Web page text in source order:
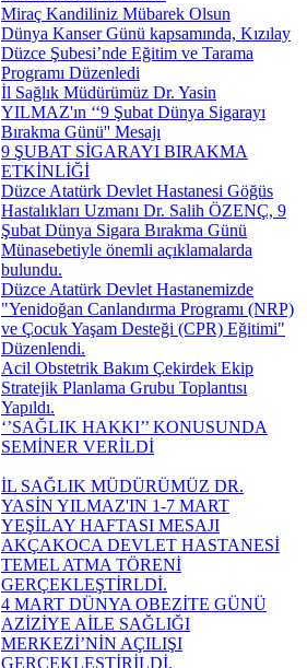
Miraç Kandiliniz Mübarek Olsun
Dünya Kanser Günü kapsamında, Kızılay
Düzce Şubesi’nde Eğitim ve Tarama
Programı Düzenledi
İl Sağlık Müdürümüz Dr. Yasin
YILMAZ'ın ‘‘9 Şubat Dünya Sigarayı
Bırakma Günü'' Mesajı
9 ŞUBAT SİGARAYI BIRAKMA
ETKİNLİĞİ
Düzce Atatürk Devlet Hastanesi Göğüs
Hastalıkları Uzmanı Dr. Salih ÖZENÇ, 9
Şubat Dünya Sigara Bırakma Günü
Münasebetiyle önemli açıklamalarda
bulundu.
Düzce Atatürk Devlet Hastanemizde
"Yenidoğan Canlandırma Programı (NRP)
ve Çocuk Yaşam Desteği (CPR) Eğitimi"
Düzenlendi.
Acil Obstetrik Bakım Çekirdek Ekip
Stratejik Planlama Grubu Toplantısı
Yapıldı.
‘’SAĞLIK HAKKI’’ KONUSUNDA
SEMİNER VERİLDİ
İL SAĞLIK MÜDÜRÜMÜZ DR.
YASİN YILMAZ'IN 1-7 MART
YEŞİLAY HAFTASI MESAJI
AKÇAKOCA DEVLET HASTANESİ
TEMEL ATMA TÖRENİ
GERÇEKLEŞTİRLDİ.
4 MART DÜNYA OBEZİTE GÜNÜ
AZİZİYE AİLE SAĞLIĞI
MERKEZİ’NİN AÇILIŞI
GERÇEKLEŞTİRİLDİ.